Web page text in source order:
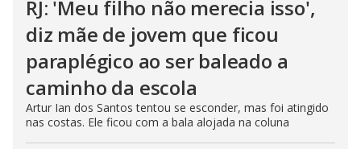
RJ: 'Meu filho não merecia isso',
diz mãe de jovem que ficou
paraplégico ao ser baleado a
caminho da escola
Artur Ian dos Santos tentou se esconder, mas foi atingido
nas costas. Ele ficou com a bala alojada na coluna